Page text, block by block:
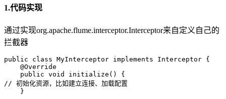
1.代码实现
通过实现org.apache.flume.interceptor.Interceptor来自定义自己的
拦截器
public class MyInterceptor implements Interceptor {
@Override
public void initialize ()
// 初始化资源，比如建立连接、加载配置
    }